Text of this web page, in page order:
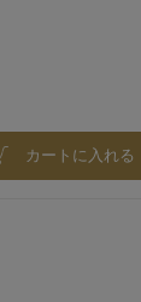
カートに入れる